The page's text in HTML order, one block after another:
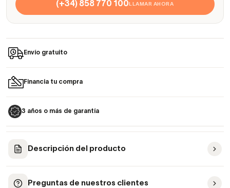
(+34) 858 770 100LLAMAR AHORA
Envío gratuito
Financia tu compra
3 años o más de garantía
Descripción del producto
Preguntas de nuestros clientes